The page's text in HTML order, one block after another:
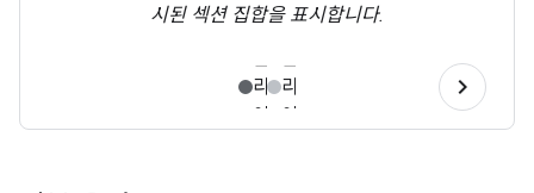
시된 섹션 집합을 표시합니다.